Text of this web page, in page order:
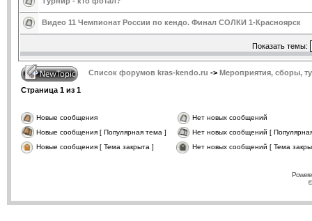
Видео 11 Чемпионат России по кендо. Финал СОЛКИ 1-Красноярск
Показать темы:
Список форумов kras-kendo.ru -> Мероприятия, сборы,
Страница 1 из 1
Новые сообщения
Нет новых сообщений
Новые сообщения [ Популярная тема ]
Нет новых сообщений [
Новые сообщения [ Тема закрыта ]
Нет новых сообщений [ Тема